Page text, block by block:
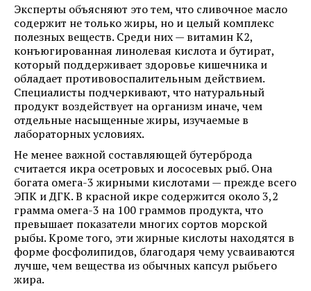
Эксперты объясняют это тем, что сливочное масло
содержит не только жиры, но и целый комплекс
полезных веществ. Среди них — витамин K2,
конъюгированная линолевая кислота и бутират,
который поддерживает здоровье кишечника и
обладает противовоспалительным действием.
Специалисты подчеркивают, что натуральный
продукт воздействует на организм иначе, чем
отдельные насыщенные жиры, изучаемые в
лабораторных условиях.
Не менее важной составляющей бутерброда
считается икра осетровых и лососевых рыб. Она
богата омега-3 жирными кислотами — прежде всего
ЭПК и ДГК. В красной икре содержится около 3,2
грамма омега-3 на 100 граммов продукта, что
превышает показатели многих сортов морской
рыбы. Кроме того, эти жирные кислоты находятся в
форме фосфолипидов, благодаря чему усваиваются
лучше, чем вещества из обычных капсул рыбьего
жира.